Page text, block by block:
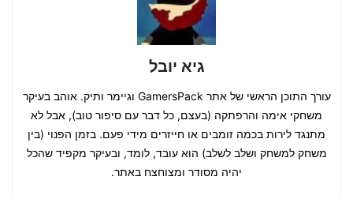
גיא יובל
עורך התוכן הראשי של אתר GamersPack וגיימר ותיק. אוהב בעיקר
משחקי אימה והרפתקה (בעצם, כל דבר עם סיפור טוב), אבל לא
מתנגד לירות בכמה זומבים או חייזרים מידי פעם. בזמן הפנוי (בין
משחק למשחק ושלב לשלב) הוא עובד, לומד, ובעיקר מקפיד שהכל
יהיה מסודר ומצוחצח באתר.